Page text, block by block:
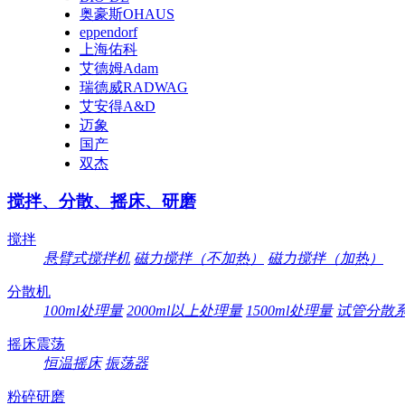
奥豪斯OHAUS
eppendorf
上海佑科
艾德姆Adam
瑞德威RADWAG
艾安得A&D
迈象
国产
双杰
搅拌、分散、摇床、研磨
搅拌
悬臂式搅拌机 磁力搅拌（不加热） 磁力搅拌（加热）
分散机
100ml处理量 2000ml以上处理量 1500ml处理量 试管分散
摇床震荡
恒温摇床 振荡器
粉碎研磨